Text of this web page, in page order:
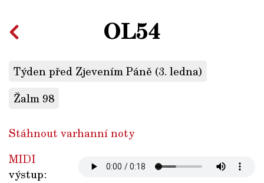
OL54
Týden před Zjevením Páně (3. ledna)
Žalm 98
Stáhnout varhanní noty
MIDI
výstup: